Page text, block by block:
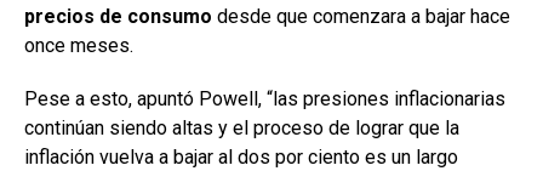
precios de consumo desde que comenzara a bajar hace
once meses.
Pese a esto, apuntó Powell, “las presiones inflacionarias
continúan siendo altas y el proceso de lograr que la
inflación vuelva a bajar al dos por ciento es un largo